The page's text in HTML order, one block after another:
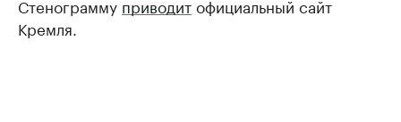
Стенограмму приводитофициальный сайт
Кремля.